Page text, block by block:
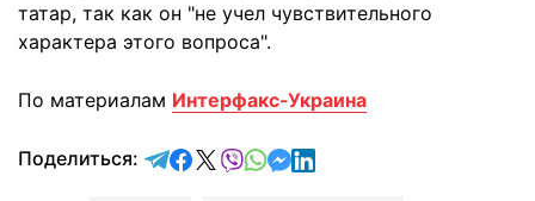
татар, так как он "не учел чувствительного
характера этого вопроса".
По материалам Интерфакс-Украина
Поделиться: отправить в Telegram
поделиться в Facebook
поделиться в X
отправить в Viber
отправить в Whatsapp
отправить в Messenger
отправить в LinkedIn